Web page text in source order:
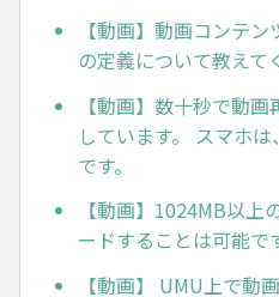
【動画】動画コンテ
の定義について教えて
【動画】数十秒で動
しています。 スマホ
です。
【動画】1024MB以上
ードすることは可能で
【動画】 UMU上で動